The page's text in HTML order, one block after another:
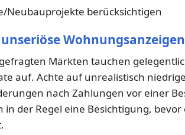
Neubauprojekte berücksichtigen
Märkten tauchen
auf. Achte auf unrealistisch
nach Zahlungen vor einer
der Regel eine Besichtigung,